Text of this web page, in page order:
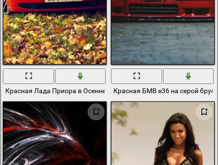
Красная Лада Приора в Осеннем ПаркеКрасная БМВ e36 на серой